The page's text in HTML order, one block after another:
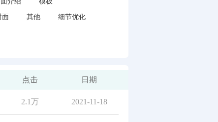
面 其他 细节优化
点击 日期
2.1万 2021-11-18